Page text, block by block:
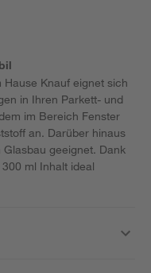
Hause Knauf eignet sich
in Ihren Parkett- und
im Bereich Fenster
an. Darüber hinaus
geeignet. Dank
ml Inhalt ideal